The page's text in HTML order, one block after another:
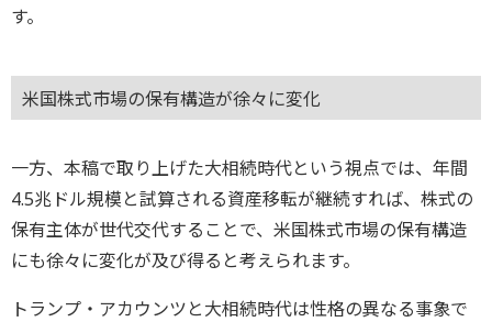
す。
米国株式市場の保有構造が徐々に変化
一方、本稿で取り上げた大相続時代という視点では、年間
4.5兆ドル規模と試算される資産移転が継続すれば、株式の
保有主体が世代交代することで、米国株式市場の保有構造
にも徐々に変化が及び得ると考えられます。
トランプ・アカウンツと大相続時代は性格の異なる事象で